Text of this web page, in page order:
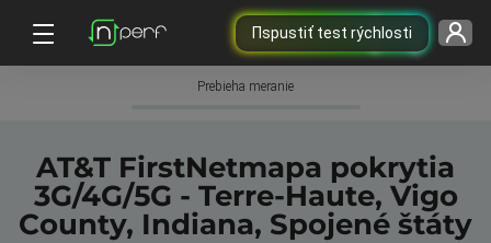
Пspustiť test rýchlosti
Prebieha meranie
AT&T FirstNetmapa pokrytia
3G/4G/5G - Terre-Haute, Vigo
County, Indiana, Spojené štáty